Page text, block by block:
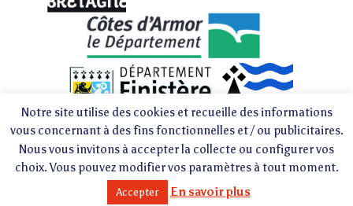
Notre site utilise des cookies et recueille des informations
vous concernant à des fins fonctionnelles et / ou publicitaires.
Nous vous invitons à accepter la collecte ou configurer vos
choix. Vous pouvez modifier vos paramètres à tout moment.
Accepter En savoir plus